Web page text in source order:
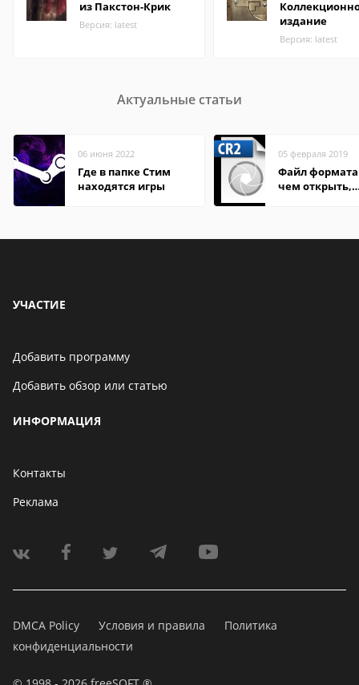
из Пакстон-Крик
Версия: latest
издание
Версия: latest
Актуальные статьи
06 июня 2022
Где в папке Стим
находятся игры
05 февраля 2019
Файл формата
чем открыть,
УЧАСТИЕ
Добавить программу
Добавить обзор или статью
ИНФОРМАЦИЯ
Контакты
Реклама
DMCA Policy Условия и правила
Политика
конфиденциальности